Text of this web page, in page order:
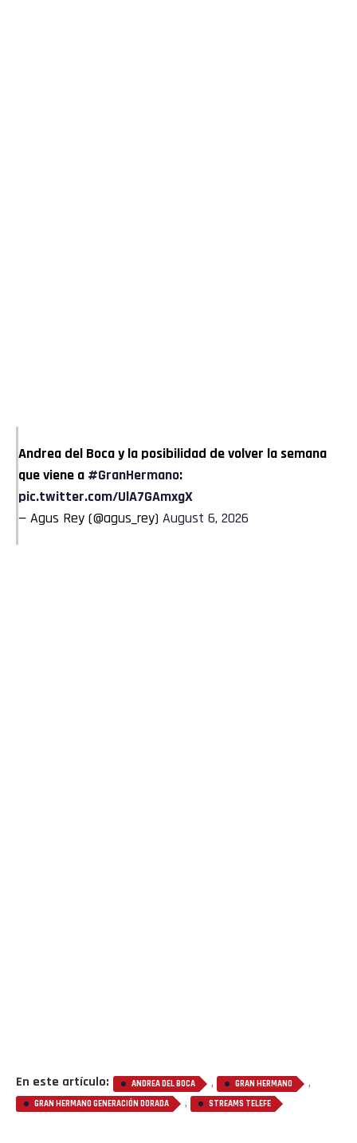
Andrea del Boca y la posibilidad de volver la semana
que viene a #GranHermano:
pic.twitter.com/UlA7GAmxgX
— Agus Rey (@agus_rey) August 6, 2026
En este artículo: ANDREA DEL BOCA , GRAN HERMANO ,
GRAN HERMANO GENERACIÓN DORADA , STREAMS TELEFE